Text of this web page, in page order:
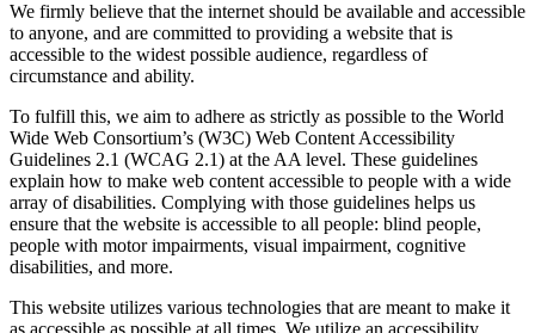
We firmly believe that the internet should be available and accessible
to anyone, and are committed to providing a website that is
accessible to the widest possible audience, regardless of
circumstance and ability.
To fulfill this, we aim to adhere as strictly as possible to the World
Wide Web Consortium’s (W3C) Web Content Accessibility
Guidelines 2.1 (WCAG 2.1) at the AA level. These guidelines
explain how to make web content accessible to people with a wide
array of disabilities. Complying with those guidelines helps us
ensure that the website is accessible to all people: blind people,
people with motor impairments, visual impairment, cognitive
disabilities, and more.
This website utilizes various technologies that are meant to make it
as accessible as possible at all times. We utilize an accessibility